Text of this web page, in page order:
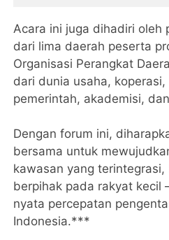
Acara ini juga dihadiri oleh
dari lima daerah peserta
Organisasi Perangkat
dari dunia usaha,
pemerintah, akademisi,
Dengan forum ini,
bersama untuk
kawasan yang
berpihak pada rakyat kecil
nyata percepatan
Indonesia.***